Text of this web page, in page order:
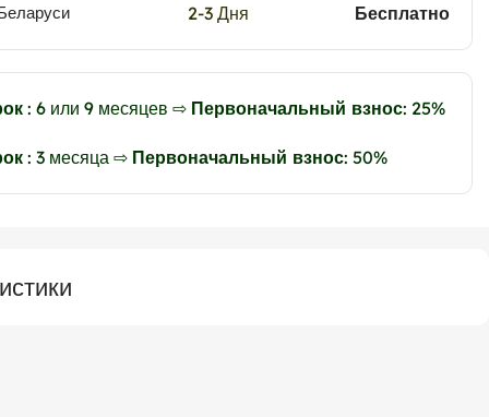
2-3 Дня Бесплатно
: 6 или 9 месяцев ⇨ Первоначальный взнос: 25%
: 3 месяца ⇨ Первоначальный взнос: 50%